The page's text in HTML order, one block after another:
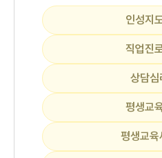
인성지
직업진
상담심
평생교
평생교육